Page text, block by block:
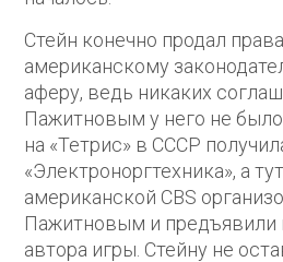
Стейн конечно продал
американскому
аферу, ведь никаких
Пажитновым у него не
на «Тетрис» в СССР
«Электроноргтехника», а
американской CBS
Пажитновым и предъявили
автора игры. Стейну не